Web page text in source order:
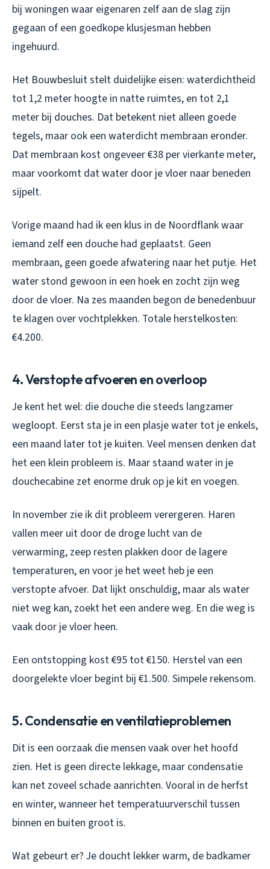
bij woningen waar eigenaren zelf aan de slag zijn
gegaan of een goedkope klusjesman hebben
ingehuurd.
Het Bouwbesluit stelt duidelijke eisen: waterdichtheid
tot 1,2 meter hoogte in natte ruimtes, en tot 2,1
meter bij douches. Dat betekent niet alleen goede
tegels, maar ook een waterdicht membraan eronder.
Dat membraan kost ongeveer €38 per vierkante meter,
maar voorkomt dat water door je vloer naar beneden
sijpelt.
Vorige maand had ik een klus in de Noordflank waar
iemand zelf een douche had geplaatst. Geen
membraan, geen goede afwatering naar het putje. Het
water stond gewoon in een hoek en zocht zijn weg
door de vloer. Na zes maanden begon de benedenbuur
te klagen over vochtplekken. Totale herstelkosten:
€4.200.
4. Verstopte afvoeren en overloop
Je kent het wel: die douche die steeds langzamer
wegloopt. Eerst sta je in een plasje water tot je enkels,
een maand later tot je kuiten. Veel mensen denken dat
het een klein probleem is. Maar staand water in je
douchecabine zet enorme druk op je kit en voegen.
In november zie ik dit probleem verergeren. Haren
vallen meer uit door de droge lucht van de
verwarming, zeep resten plakken door de lagere
temperaturen, en voor je het weet heb je een
verstopte afvoer. Dat lijkt onschuldig, maar als water
niet weg kan, zoekt het een andere weg. En die weg is
vaak door je vloer heen.
Een ontstopping kost €95 tot €150. Herstel van een
doorgelekte vloer begint bij €1.500. Simpele rekensom.
5. Condensatie en ventilatieproblemen
Dit is een oorzaak die mensen vaak over het hoofd
zien. Het is geen directe lekkage, maar condensatie
kan net zoveel schade aanrichten. Vooral in de herfst
en winter, wanneer het temperatuurverschil tussen
binnen en buiten groot is.
Wat gebeurt er? Je doucht lekker warm, de badkamer